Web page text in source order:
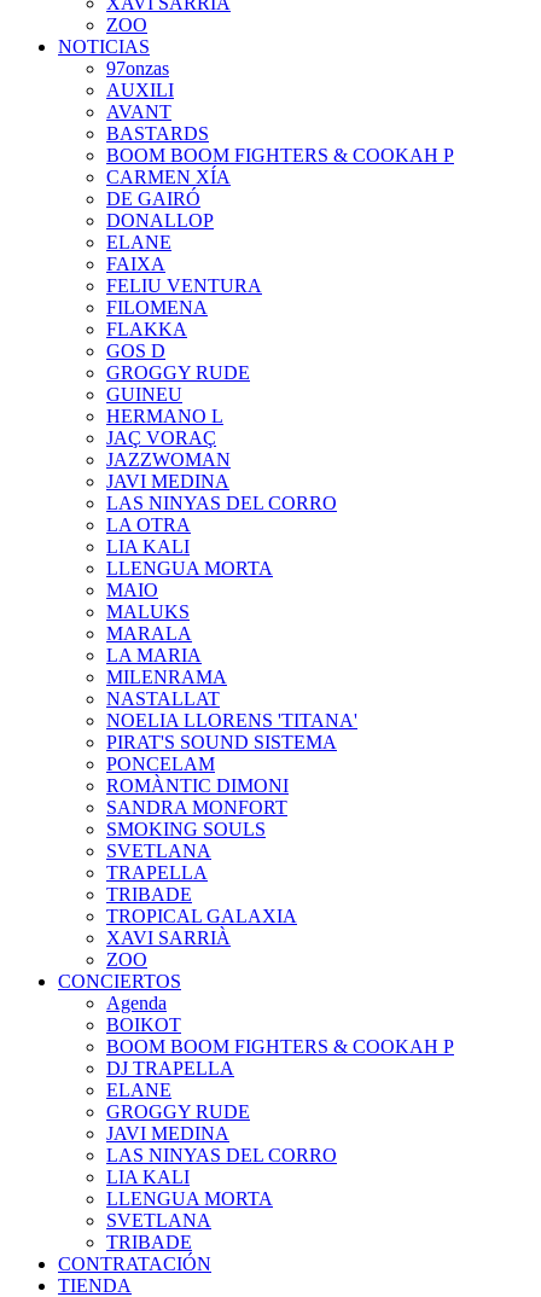
ZOO
NOTICIAS
97onzas
AUXILI
AVANT
BASTARDS
BOOM BOOM FIGHTERS & COOKAH P
CARMEN XÍA
DE GAIRÓ
DONALLOP
ELANE
FAIXA
FELIU VENTURA
FILOMENA
FLAKKA
GOS D
GROGGY RUDE
GUINEU
HERMANO L
JAÇ VORAÇ
JAZZWOMAN
JAVI MEDINA
LAS NINYAS DEL CORRO
LA OTRA
LIA KALI
LLENGUA MORTA
MAIO
MALUKS
MARALA
LA MARIA
MILENRAMA
NASTALLAT
NOELIA LLORENS 'TITANA'
PIRAT'S SOUND SISTEMA
PONCELAM
ROMÀNTIC DIMONI
SANDRA MONFORT
SMOKING SOULS
SVETLANA
TRAPELLA
TRIBADE
TROPICAL GALAXIA
XAVI SARRIÀ
ZOO
CONCIERTOS
Agenda
BOIKOT
BOOM BOOM FIGHTERS & COOKAH P
DJ TRAPELLA
ELANE
GROGGY RUDE
JAVI MEDINA
LAS NINYAS DEL CORRO
LIA KALI
LLENGUA MORTA
SVETLANA
TRIBADE
CONTRATACIÓN
TIENDA